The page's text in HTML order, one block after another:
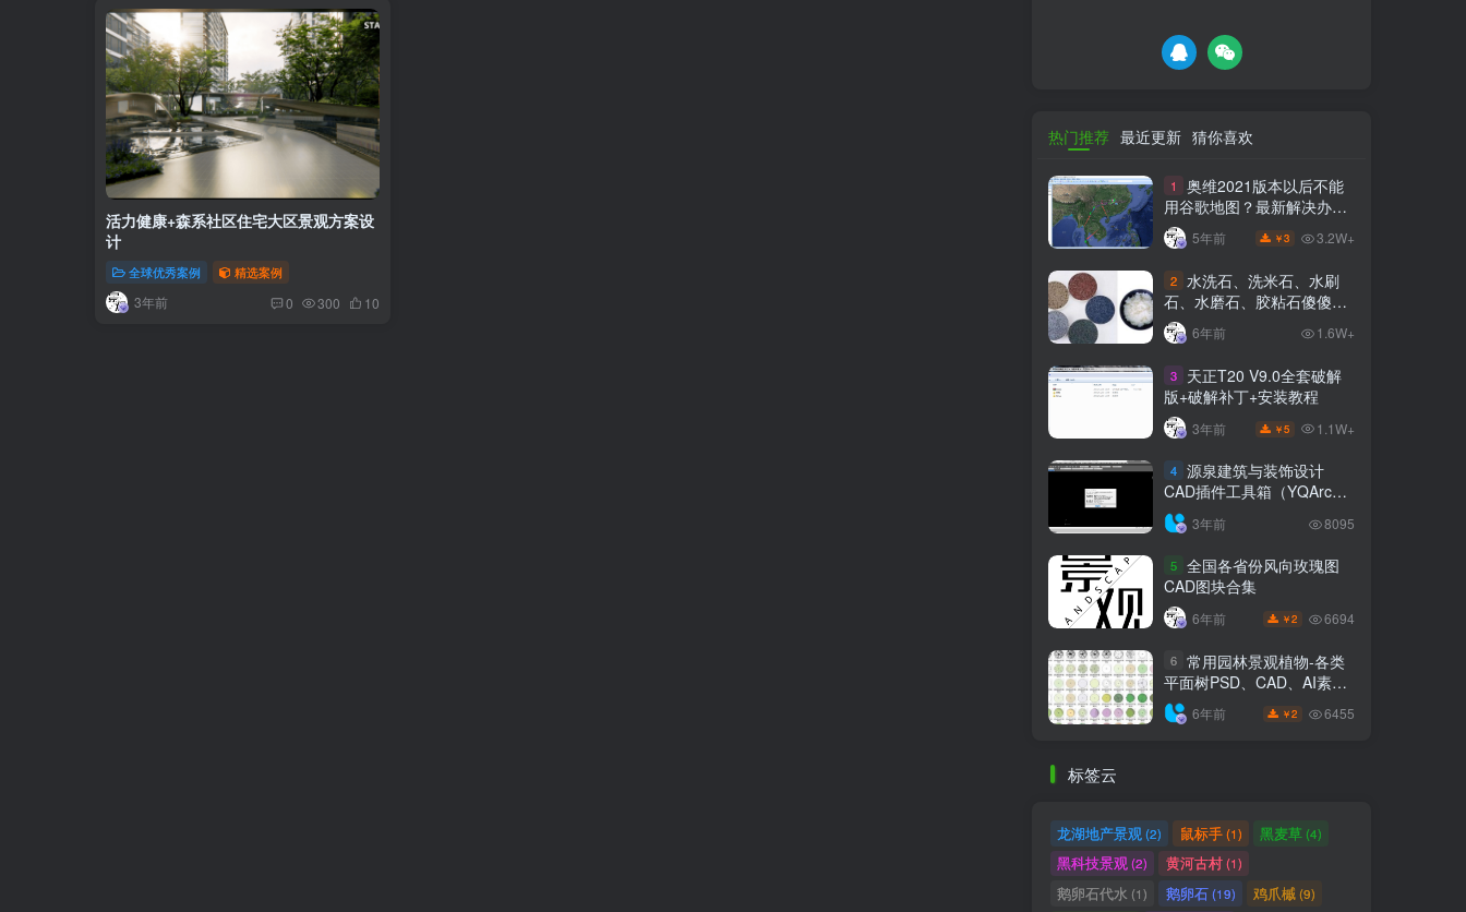
活力健康+森系社区住宅大区景观方案设
计
全球优秀案例 精选案例
3年前 0 300 10
热门推荐 最近更新 猜你喜欢
1
奥维2021版本以后不能
用谷歌地图？最新解决办法
苹果安卓电脑
5年前 ￥3 3.2W+
2 水洗石、洗米石、水刷
石、水磨石、胶粘石傻傻分
不清楚
6年前 1.6W+
3
天正T20 V9.0全套破解
版+破解补丁+安装教程
3年前 ￥5 1.1W+
4 源泉建筑与装饰设计
CAD插件工具箱（YQArch
6.7.4）
3年前 8095
5 全国各省份风向玫瑰图
CAD图块合集
6年前 ￥2 6694
6 常用园林景观植物-各类
平面树PSD、CAD、AI素材
线稿
6年前 ￥2 6455
标签云
龙湖地产景观 (2) 鼠标手(1) 黑麦草(4)
黑科技景观(2) 黄河古村(1)
鹅卵石代水 (1) 鹅卵石(19) 鸡爪槭(9)